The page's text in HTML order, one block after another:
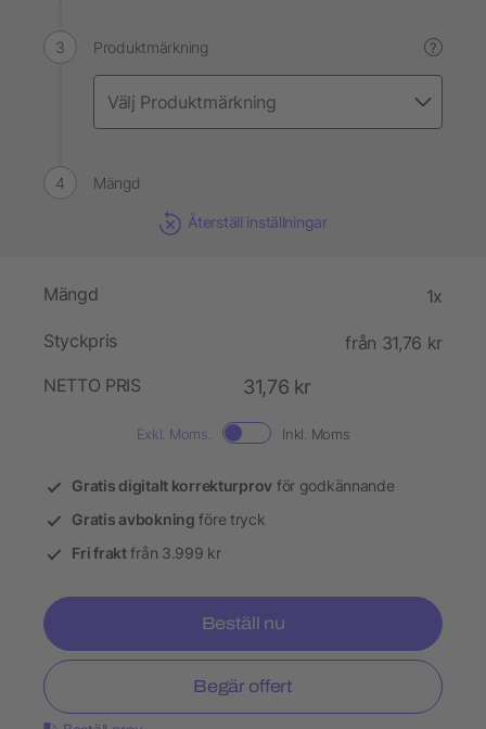
Produktmärkning ?
Mängd
Återställ inställningar
Mängd 1x
Styckpris
från 31,76 kr
NETTO PRIS
31,76 kr
Exkl. Moms. Inkl. Moms
Gratis digitalt korrekturprov för godkännande
Gratis avbokning före tryck
Fri fraktfrån 3.999 kr
Beställ nu
Begär offert